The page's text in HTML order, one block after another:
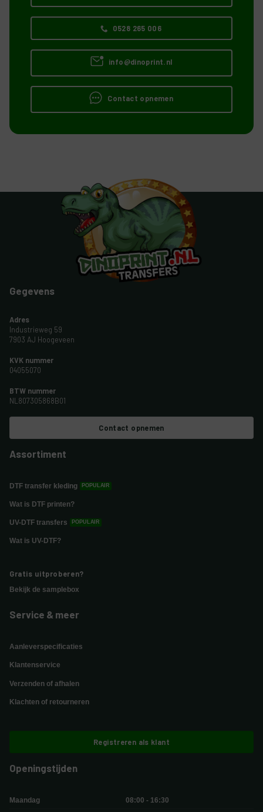
0528 265 006
info@dinoprint.nl
Contact opnemen
Gegevens
Adres
Industrieweg 59
7903 AJ Hoogeveen
KVK nummer
04055070
BTW nummer
NL807305868B01
Contact opnemen
Assortiment
DTF transfer kleding
Wat is DTF printen?
UV-DTF transfers
Wat is UV-DTF?
Gratis uitproberen?
Bekijk de samplebox
Service & meer
Aanleverspecificaties
Klantenservice
Verzenden of afhalen
Klachten of retourneren
Registreren als klant
Openingstijden
Maandag 08:00 - 16:30